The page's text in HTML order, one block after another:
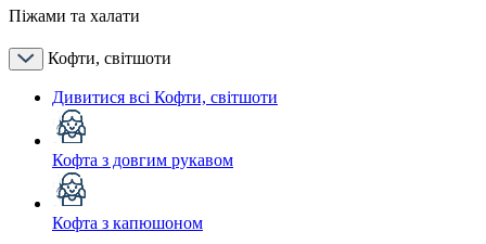
Піжами та халати
Кофти, світшоти
Дивитися всі Кофти, світшоти
Кофта з довгим рукавом
Кофта з капюшоном